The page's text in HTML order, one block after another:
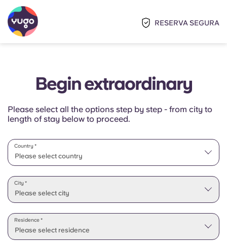
RESERVA SEGURA
Begin extraordinary
Please select all the options step by step - from city to
length of stay below to proceed.
Please select country
Country *
Please select state
Please select city
City *
Please select residence
Residence *